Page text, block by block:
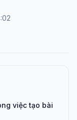
việc tạo bài